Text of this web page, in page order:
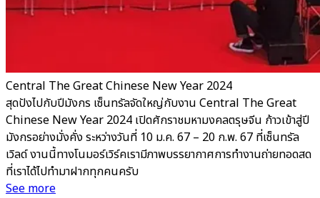
Central The Great Chinese New Year 2024
สุดปังไปกับปีมังกร เซ็นทรัลจัดใหญ่กับงาน Central The Great
Chinese New Year 2024 เปิดศักราชมหามงคลตรุษจีน ก้าวเข้าสู่ปี
มังกรอย่างมั่งคั่ง ระหว่างวันที่ 10 ม.ค. 67 – 20 ก.พ. 67 ที่เซ็นทรัล
เวิลด์ งานนี้ทางโนมอร์เวิร์คเรามีภาพบรรยากาศการทำงานถ่ายทอดสด
ที่เราได้ไปทำมาฝากทุกคนครับ
See more